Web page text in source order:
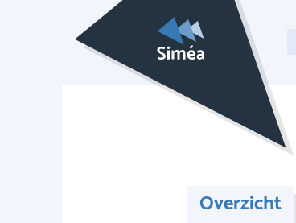
Overzicht